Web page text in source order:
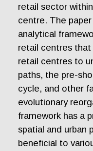
retail sector
centre. The
analytical
retail centres
retail centres to
paths, the pre-
cycle, and other
evolutionary
framework has a
spatial and urban
beneficial to